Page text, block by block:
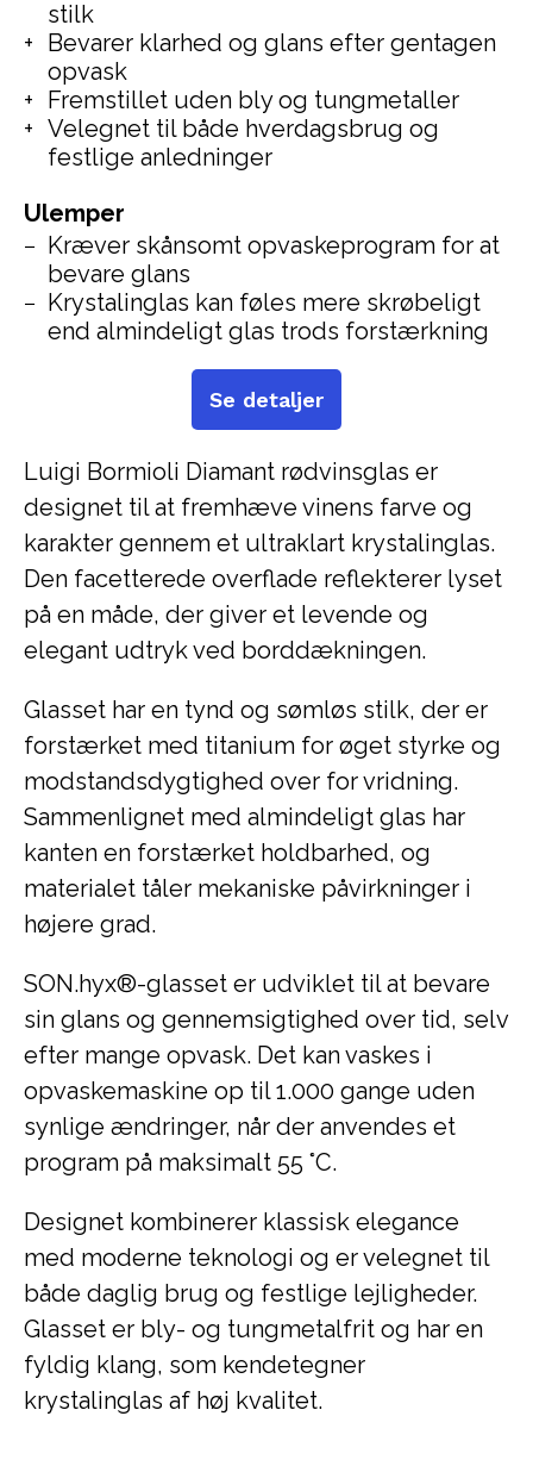
Luigi Bormioli Diamant rødvinsglas er
designet til at fremhæve vinens farve og
karakter gennem et ultraklart krystalinglas.
Den facetterede overflade reflekterer lyset
på en måde, der giver et levende og
elegant udtryk ved borddækningen.
Glasset har en tynd og sømløs stilk, der er
forstærket med titanium for øget styrke og
modstandsdygtighed over for vridning.
Sammenlignet med almindeligt glas har
kanten en forstærket holdbarhed, og
materialet tåler mekaniske påvirkninger i
højere grad.
SON.hyx®-glasset er udviklet til at bevare
sin glans og gennemsigtighed over tid, selv
efter mange opvask. Det kan vaskes i
opvaskemaskine op til 1.000 gange uden
synlige ændringer, når der anvendes et
program på maksimalt 55 °C.
Designet kombinerer klassisk elegance
med moderne teknologi og er velegnet til
både daglig brug og festlige lejligheder.
Glasset er bly- og tungmetalfrit og har en
fyldig klang, som kendetegner
krystalinglas af høj kvalitet.
stilk
Bevarer klarhed og glans efter gentagen
opvask
Fremstillet uden bly og tungmetaller
Velegnet til både hverdagsbrug og
festlige anledninger
Ulemper
Kræver skånsomt opvaskeprogram for at
bevare glans
Krystalinglas kan føles mere skrøbeligt
end almindeligt glas trods forstærkning
Se detaljer